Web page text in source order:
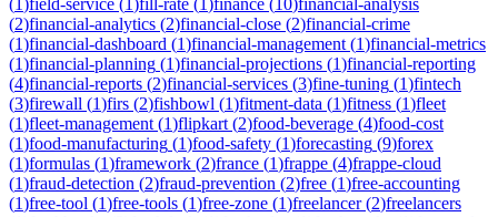
(2)financial-analytics (2)financial-close (2)financial-crime
(1)financial-dashboard (1)financial-management (1)financial-metrics
(1)financial-planning (1)financial-projections (1)financial-reporting
(4)financial-reports (2)financial-services (3)fine-tuning (1)fintech
(3)firewall (1)firs (2)fishbowl (1)fitment-data (1)fitness (1)fleet
(1)fleet-management (1)flipkart (2)food-beverage (4)food-cost
(1)food-manufacturing (1)food-safety (1)forecasting (9)forex
(1)formulas (1)framework (2)france (1)frappe (4)frappe-cloud
(1)fraud-detection (2)fraud-prevention (2)free (1)free-accounting
(1)free-tool (1)free-tools (1)free-zone (1)freelancer(2)freelancers